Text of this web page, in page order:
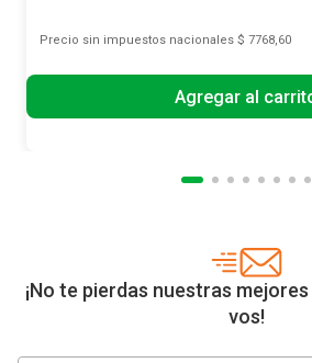
Precio sin impuestos nacionales $ 7768,60
Agregar al
¡No te pierdas nuestras
vos!